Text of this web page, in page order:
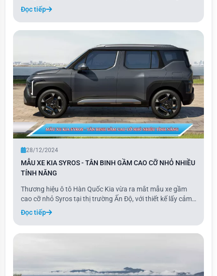
Box, E70, Mage và Huge. Là thương hiệu mới nhất gia
nhập thị trường ô tô Việt Nam, Dongfeng mang đến các
dòng xe nhập khẩu hoàn toàn từ Trung Quốc. Ba
Đọc tiếp
28/12/2024
MẪU XE KIA SYROS - TÂN BINH GẦM CAO CỠ NHỎ NHIỀU
TÍNH NĂNG
Thương hiệu ô tô Hàn Quốc Kia vừa ra mắt mẫu xe gầm
cao cỡ nhỏ Syros tại thị trường Ấn Độ, với thiết kế lấy cảm
hứng từ EV9 và trang bị hàng loạt tính năng, công nghệ an
toàn tiên tiến. Được định vị giữa Sonet và Seltos, Kia Syros
mang đến tùy chọn động c
Đọc tiếp